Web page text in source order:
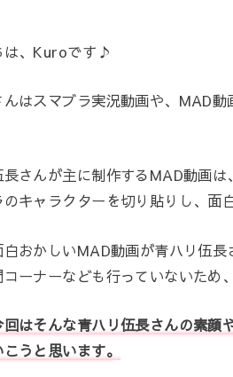
は、Kuroです♪
んはスマブラ実況動画や、MAD
長さんが主に制作するMAD動画
のキャラクターを切り貼りし、面
白おかしいMAD動画が青ハリ伍
コーナーなども行っていないため
回はそんな青ハリ伍長さんの素顔
うと思います。